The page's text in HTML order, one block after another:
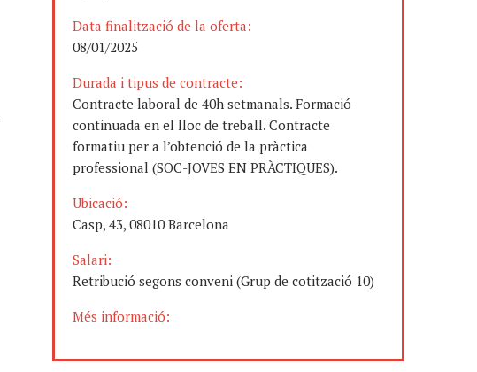
Data finalització de la oferta:
08/01/2025
Durada i tipus de contracte:
Contracte laboral de 40h setmanals. Formació
continuada en el lloc de treball. Contracte
formatiu per a l’obtenció de la pràctica
professional (SOC-JOVES EN PRÀCTIQUES).
Ubicació:
Casp, 43, 08010 Barcelona
Salari:
Retribució segons conveni (Grup de cotització 10)
Més informació: